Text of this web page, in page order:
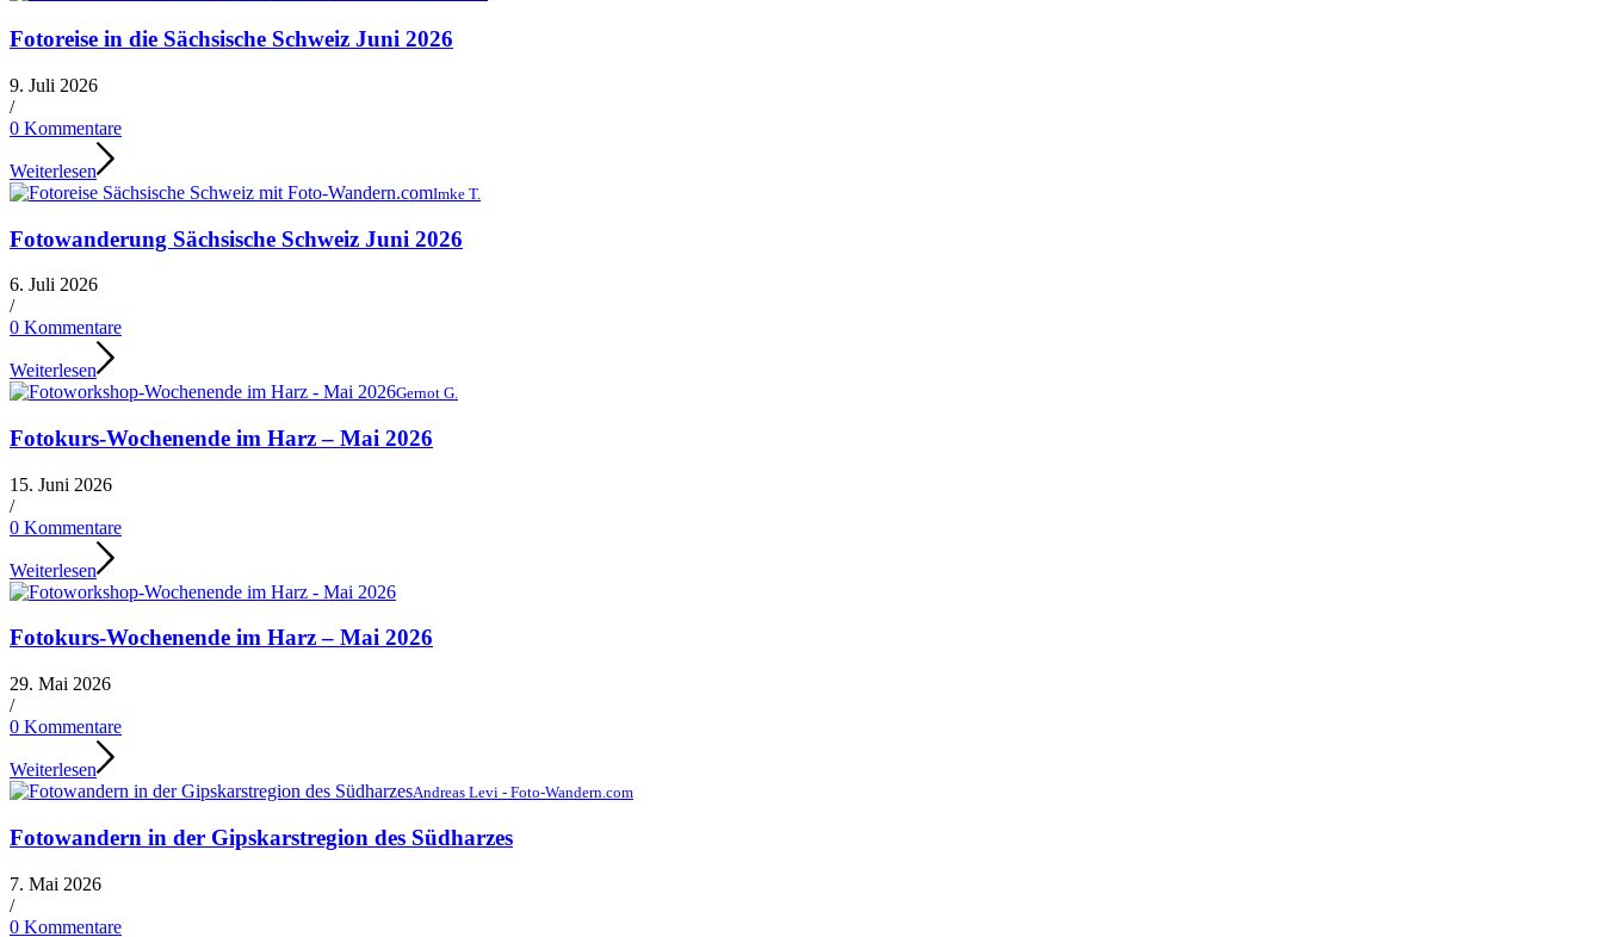
Fotoreise in die Sächsische Schweiz Juni 2026
9. Juli 2026
/
0 Kommentare
Weiterlesen
Imke T.
Fotowanderung Sächsische Schweiz Juni 2026
6. Juli 2026
/
0 Kommentare
Weiterlesen
Gernot G.
Fotokurs-Wochenende im Harz – Mai 2026
15. Juni 2026
/
0 Kommentare
Weiterlesen
Fotokurs-Wochenende im Harz – Mai 2026
29. Mai 2026
/
0 Kommentare
Weiterlesen
Andreas Levi - Foto-Wandern.com
Fotowandern in der Gipskarstregion des Südharzes
7. Mai 2026
/
0 Kommentare